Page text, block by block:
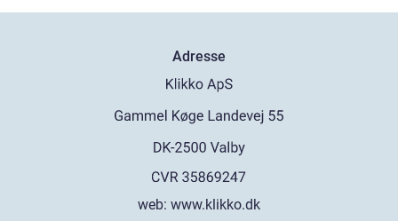
Adresse
web: www.klikko.dk